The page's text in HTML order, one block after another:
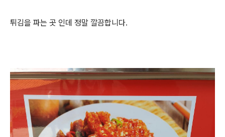
튀김을 파는 곳 인데 정말 깔끔합니다.